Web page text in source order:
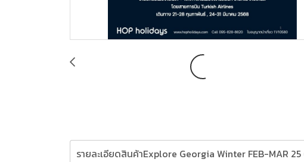
รายละเอียดสินค้าExplore Georgia Winter FEB-MAR